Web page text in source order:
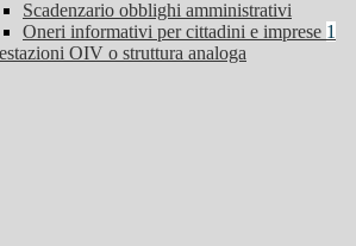
Scadenzario obblighi amministrativi
Oneri informativi per cittadini e imprese 1
OIV o struttura analoga